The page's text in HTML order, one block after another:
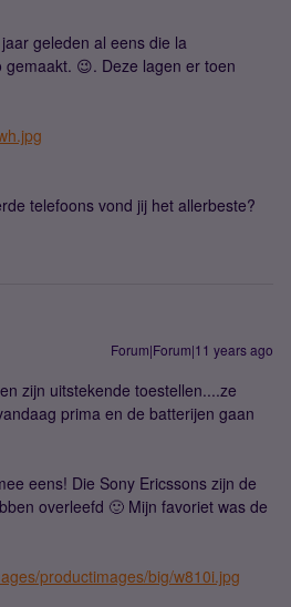
geleden al eens die la
😉. Deze lagen er toen
telefoons vond jij het allerbeste?
Forum|Forum|11 years ago
zijn uitstekende toestellen....ze
prima en de batterijen gaan
eens! Die Sony Ericssons zijn de
overleefd 🙂 Mijn favoriet was de
productimages/big/w810i.jpg